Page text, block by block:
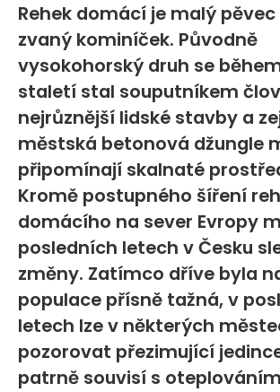
Rehek domácí je malý
zvaný kominíček. Původně
vysokohorský druh se
staletí stal souputníkem
nejrůznější lidské stavby a
městská betonová džungle
připomínají skalnaté
Kromě postupného šíření
domácího na sever Evropy
posledních letech v Česku
změny. Zatímco dříve byla
populace přísně tažná, v
letech lze v některých
pozorovat přezimující
patrně souvisí s